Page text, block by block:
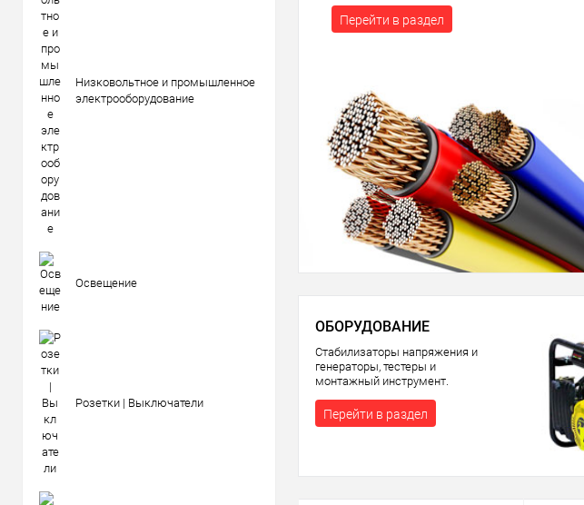
Низковольтное и промышленное
электрооборудование
Освещение
Розетки | Выключатели
Перейти в раздел
ОБОРУДОВАНИЕ
Стабилизаторы напряжения и
генераторы, тестеры и
монтажный инструмент.
Перейти в раздел